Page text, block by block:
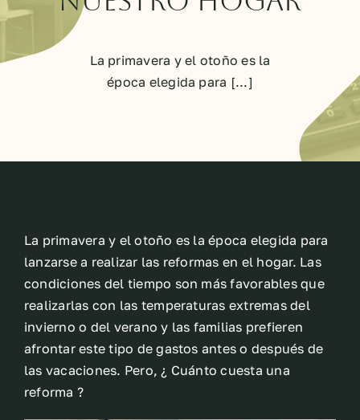
Blog
La primavera y el otoño es la
época elegida para [...]
La primavera y el otoño es la época elegida para
lanzarse a realizar las reformas en el hogar. Las
condiciones del tiempo son más favorables que
realizarlas con las temperaturas extremas del
invierno o del verano y las familias prefieren
afrontar este tipo de gastos antes o después de
las vacaciones. Pero, ¿ Cuánto cuesta una
reforma ?